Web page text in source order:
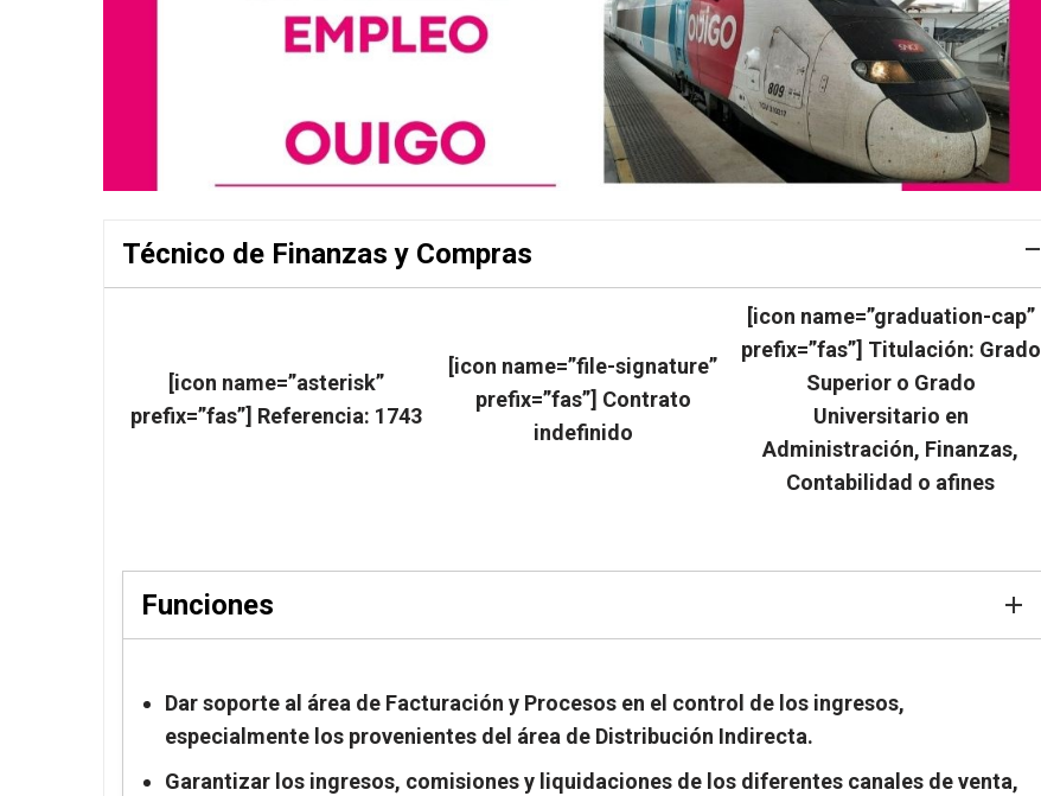
Técnico de Finanzas y Compras
[icon name=”asterisk”
prefix=”fas”] Referencia: 1743
[icon name=”file-signature”
prefix=”fas”] Contrato
indefinido
[icon name=”graduation-cap”
prefix=”fas”] Titulación: Grado
Superior o Grado
Universitario en
Administración, Finanzas,
Contabilidad o afines
Funciones
Dar soporte al área de Facturación y Procesos en el control de los ingresos,
especialmente los provenientes del área de Distribución Indirecta.
Garantizar los ingresos, comisiones y liquidaciones de los diferentes canales de venta,